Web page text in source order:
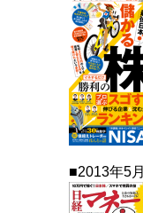
■2013年5月